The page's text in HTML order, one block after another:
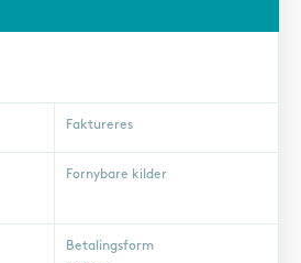
Faktureres
Fornybare kilder
Betalingsform